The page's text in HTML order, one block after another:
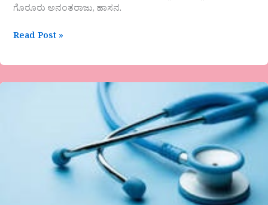
ಗೊರೂರು ಅನಂತರಾಜು, ಹಾಸನ.
Read Post »